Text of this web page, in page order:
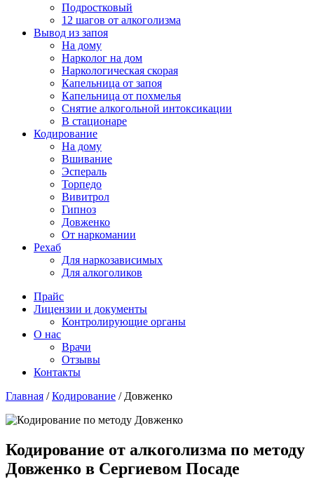
Подростковый
12 шагов от алкоголизма
Вывод из запоя
На дому
Нарколог на дом
Наркологическая скорая
Капельница от запоя
Капельница от похмелья
Снятие алкогольной интоксикации
В стационаре
Кодирование
На дому
Вшивание
Эспераль
Торпедо
Вивитрол
Гипноз
Довженко
От наркомании
Рехаб
Для наркозависимых
Для алкоголиков
Прайс
Лицензии и документы
Контролирующие органы
О нас
Врачи
Отзывы
Контакты
Главная /Кодирование / Довженко
Кодирование от алкоголизма по методу
Довженко в Сергиевом Посаде